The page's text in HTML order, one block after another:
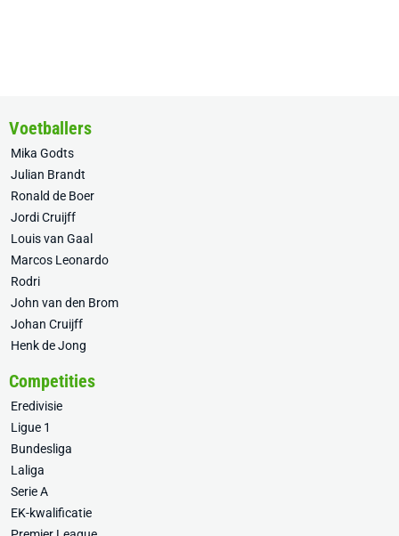
Voetballers
Mika Godts
Julian Brandt
Ronald de Boer
Jordi Cruijff
Louis van Gaal
Marcos Leonardo
Rodri
John van den Brom
Johan Cruijff
Henk de Jong
Competities
Eredivisie
Ligue 1
Bundesliga
Laliga
Serie A
EK-kwalificatie